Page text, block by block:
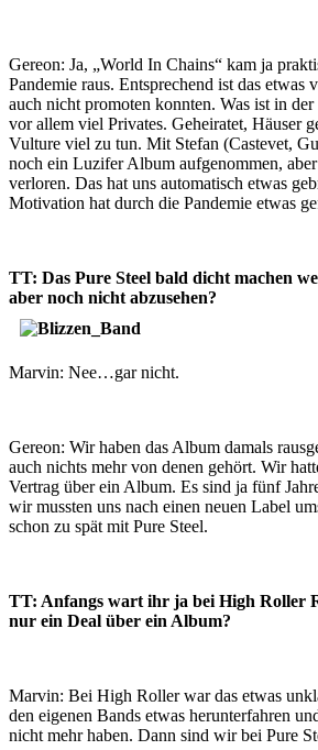
Gereon: Ja, „World In Chains“ kam ja
Pandemie raus. Entsprechend ist das
auch nicht promoten konnten. Was ist in der
vor allem viel Privates. Geheiratet, Häuser
Vulture viel zu tun. Mit Stefan (Castevet,
noch ein Luzifer Album aufgenommen,
verloren. Das hat uns automatisch etwas
Motivation hat durch die Pandemie etwas
TT: Das Pure Steel bald dicht machen
aber noch nicht abzusehen?
Marvin: Nee…gar nicht.
Gereon: Wir haben das Album damals
auch nichts mehr von denen gehört. Wir
Vertrag über ein Album. Es sind ja fünf
wir mussten uns nach einen neuen Label
schon zu spät mit Pure Steel.
TT: Anfangs wart ihr ja bei High Roller
nur ein Deal über ein Album?
Marvin: Bei High Roller war das etwas
den eigenen Bands etwas herunterfahren
nicht mehr haben. Dann sind wir bei Pure